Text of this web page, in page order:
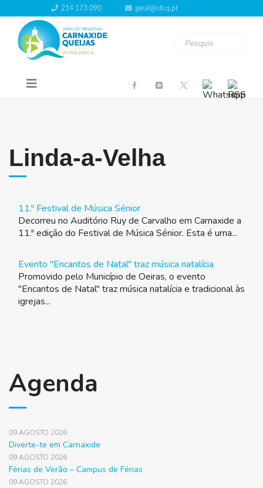
214 173 090 geral@ufcq.pt
Linda-a-Velha
11.º Festival de Música Sénior
Decorreu no Auditório Ruy de Carvalho em Carnaxide a
11.ª edição do Festival de Música Sénior. Esta é uma...
Evento "Encantos de Natal" traz música natalícia
Promovido pelo Município de Oeiras, o evento
"Encantos de Natal" traz música natalícia e tradicional às
igrejas...
Agenda
09 AGOSTO 2026
Diverte-te em Carnaxide
09 AGOSTO 2026
Férias de Verão – Campus de Férias
09 AGOSTO 2026